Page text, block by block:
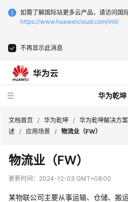
如需了解国际站更多云产品，请访问国际
https://www.huaweicloud.com/intl/
不再显示此消息
华为乾坤
安
全
云
务
文档首页 / 华为乾坤 / 华为乾坤解决方案
述 / 应用场景 / 物流业（FW）
物流业（FW）
更新时间： 2024-12-03 GMT+08:00
某物联公司主要从事运输、仓储、搬